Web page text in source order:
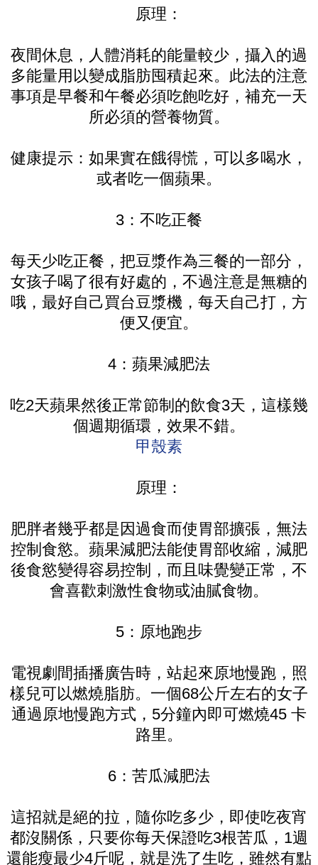
原理：
夜間休息，人體消耗的能量較少，攝入的過
多能量用以變成脂肪囤積起來。此法的注意
事項是早餐和午餐必須吃飽吃好，補充一天
所必須的營養物質。
健康提示：如果實在餓得慌，可以多喝水，
或者吃一個蘋果。
3：不吃正餐
每天少吃正餐，把豆漿作為三餐的一部分，
女孩子喝了很有好處的，不過注意是無糖的
哦，最好自己買台豆漿機，每天自己打，方
便又便宜。
4：蘋果減肥法
吃2天蘋果然後正常節制的飲食3天，這樣幾
個週期循環，效果不錯。
甲殼素
原理：
肥胖者幾乎都是因過食而使胃部擴張，無法
控制食慾。蘋果減肥法能使胃部收縮，減肥
後食慾變得容易控制，而且味覺變正常，不
會喜歡刺激性食物或油膩食物。
5：原地跑步
電視劇間插播廣告時，站起來原地慢跑，照
樣兒可以燃燒脂肪。一個68公斤左右的女子
通過原地慢跑方式，5分鐘內即可燃燒45 卡
路里。
6：苦瓜減肥法
這招就是絕的拉，隨你吃多少，即使吃夜宵
都沒關係，只要你每天保證吃3根苦瓜，1週
還能瘦最少4斤呢，就是洗了生吃，雖然有點